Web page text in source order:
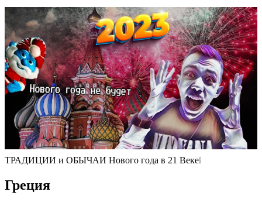
ТРАДИЦИИ и ОБЫЧАИ Нового года в 21 Веке❕
Греция